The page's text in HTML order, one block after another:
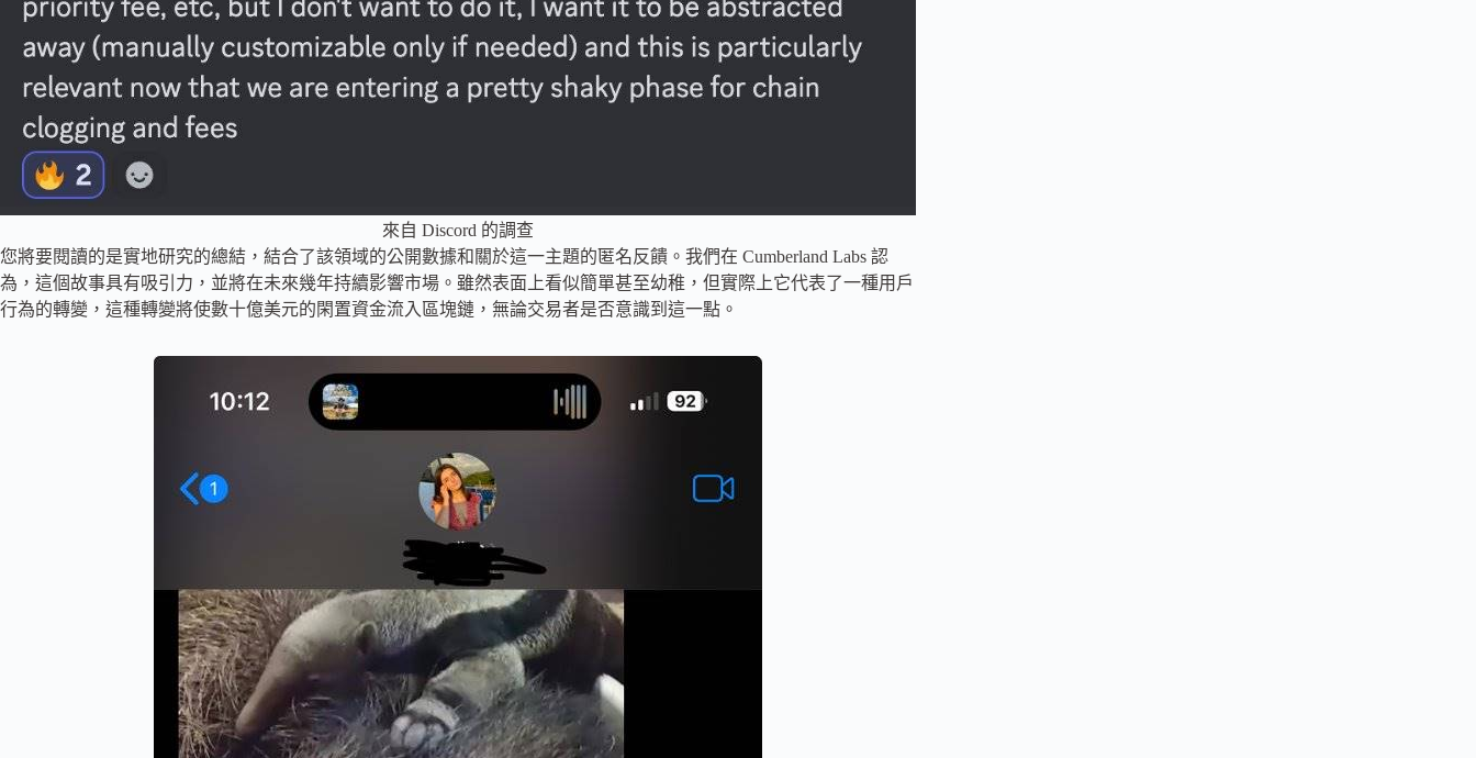
來自 Discord 的調查
您將要閱讀的是實地研究的總結，結合了該領域的公開數據和關於這一主題的匿名反饋。我們在 Cumberland Labs 認
為，這個故事具有吸引力，並將在未來幾年持續影響市場。雖然表面上看似簡單甚至幼稚，但實際上它代表了一種用戶
行為的轉變，這種轉變將使數十億美元的閑置資金流入區塊鏈，無論交易者是否意識到這一點。